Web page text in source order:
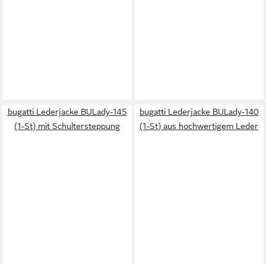
bugatti Lederjacke BULady-145
(1-St) mit Schultersteppung
bugatti Lederjacke BULady-140
(1-St) aus hochwertigem Leder